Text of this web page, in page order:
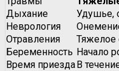
Дыхание
Удушье,
Неврология
Отравления
Тяжелое
Беременность Начало
Время приездаВ